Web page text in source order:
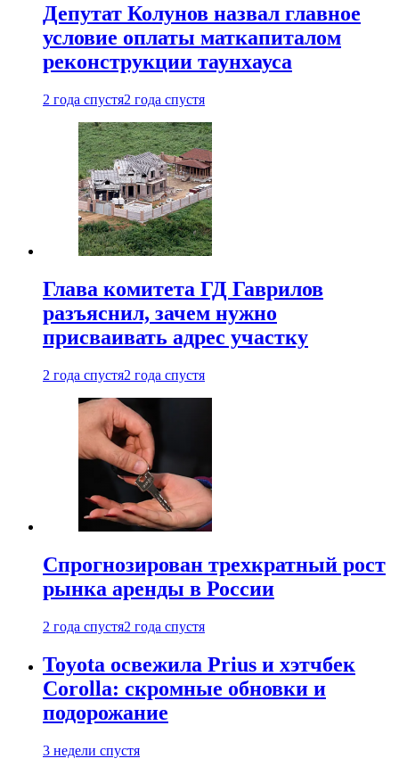
Депутат Колунов назвал главное
условие оплаты маткапиталом
реконструкции таунхауса
2 года спустя2 года спустя
Глава комитета ГД Гаврилов
разъяснил, зачем нужно
присваивать адрес участку
2 года спустя2 года спустя
Спрогнозирован трехкратный рост
рынка аренды в России
2 года спустя2 года спустя
Toyota освежила Prius и хэтчбек
Corolla: скромные обновки и
подорожание
3 недели спустя